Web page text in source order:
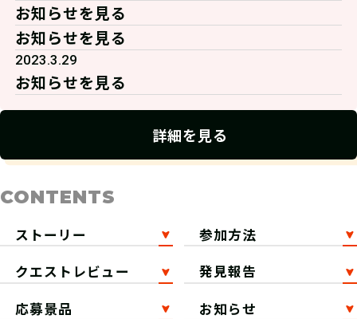
お知らせを見る
お知らせを見る
2023.3.29
お知らせを見る
詳細を見る
CONTENTS
ストーリー
参加方法
クエストレビュー
発見報告
応募景品
お知らせ